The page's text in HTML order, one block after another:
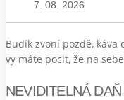
7. 08. 2026
Budík zvoní pozdě,
vy máte pocit, že na
NEVIDITELNÁ